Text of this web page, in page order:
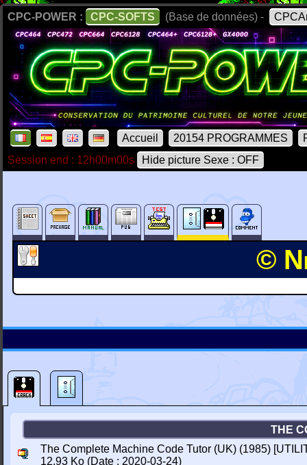
CPC-POWER : CPC-SOFTS (Base de données) -
Accueil 20154 PROGRAMMES
Session end : 12h00m00s
Hide picture Sexe : OFF
©
THE
The Complete Machine Code Tutor (UK) (1985)
12.93 Ko (Date : 2020-03-24)